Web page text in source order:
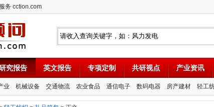
务 cction.com
究报告 英文报告 专项定制 共研视点 产业资讯
业 机械设备 交通物流 农业食品 通信电子 数码电器 房产建材 轻工